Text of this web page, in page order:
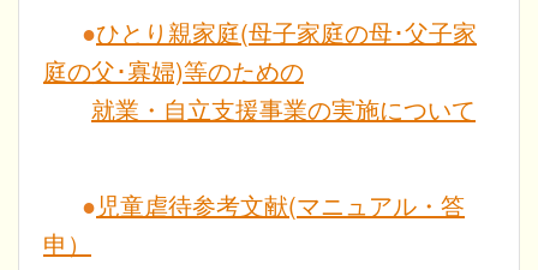
●ひとり親家庭(母子家庭の母･父子家
庭の父･寡婦)等のための
就業・自立支援事業の実施について
●児童虐待参考文献(マニュアル・答
申）